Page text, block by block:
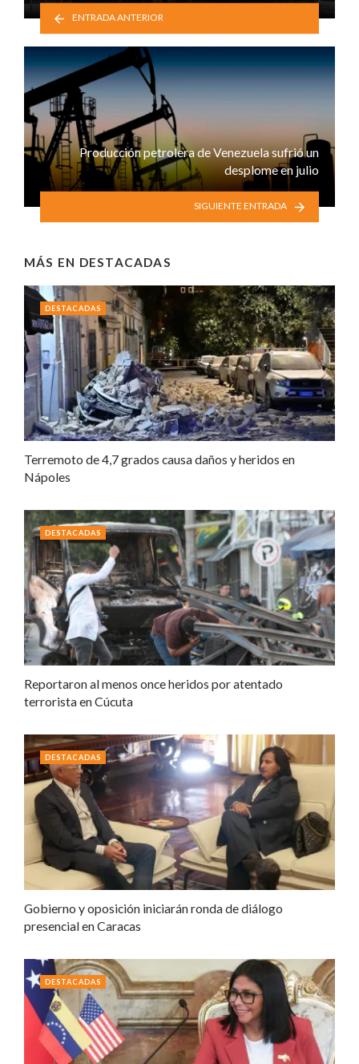
ENTRADA ANTERIOR
Producción petrolera de Venezuela sufrió un
desplome en julio
SIGUIENTE ENTRADA
MÁS EN DESTACADAS
Terremoto de 4,7 grados causa daños y heridos en
Nápoles
DESTACADAS
Reportaron al menos once heridos por atentado
terrorista en Cúcuta
DESTACADAS
Gobierno y oposición iniciarán ronda de diálogo
presencial en Caracas
DESTACADAS
DESTACADAS